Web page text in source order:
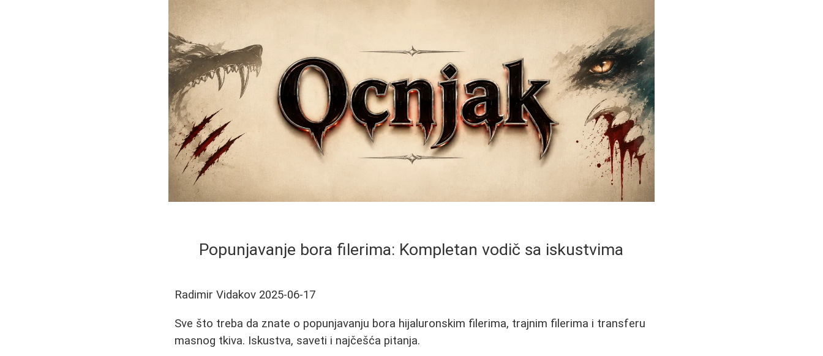
Popunjavanje bora filerima: Kompletan vodič sa iskustvima
Radimir Vidakov 2025-06-17
Sve što treba da znate o popunjavanju bora hijaluronskim filerima, trajnim filerima i transferu
masnog tkiva. Iskustva, saveti i najčešća pitanja.